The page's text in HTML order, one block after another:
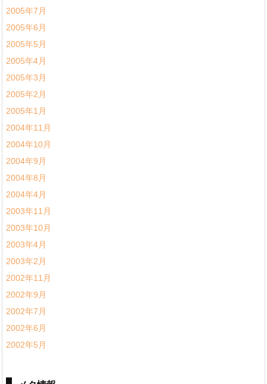
2005年7月
2005年6月
2005年5月
2005年4月
2005年3月
2005年2月
2005年1月
2004年11月
2004年10月
2004年9月
2004年8月
2004年4月
2003年11月
2003年10月
2003年4月
2003年2月
2002年11月
2002年9月
2002年7月
2002年6月
2002年5月